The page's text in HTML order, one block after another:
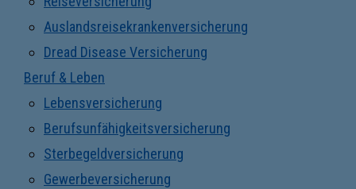
Auslandsreisekrankenversicherung
Dread Disease Versicherung
Beruf & Leben
Lebensversicherung
Berufsunfähigkeitsversicherung
Sterbegeldversicherung
Gewerbeversicherung